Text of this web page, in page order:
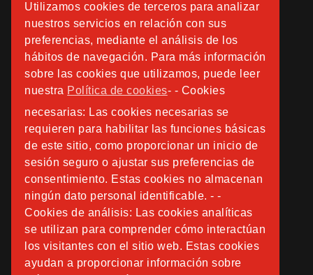
Utilizamos cookies de terceros para analizar
nuestros servicios en relación con sus
preferencias, mediante el análisis de los
hábitos de navegación. Para más información
sobre las cookies que utilizamos, puede leer
nuestra Política de cookies- - Cookies
necesarias: Las cookies necesarias se
requieren para habilitar las funciones básicas
de este sitio, como proporcionar un inicio de
sesión seguro o ajustar sus preferencias de
consentimiento. Estas cookies no almacenan
ningún dato personal identificable. - -
Cookies de análisis: Las cookies analíticas
se utilizan para comprender cómo interactúan
los visitantes con el sitio web. Estas cookies
ayudan a proporcionar información sobre